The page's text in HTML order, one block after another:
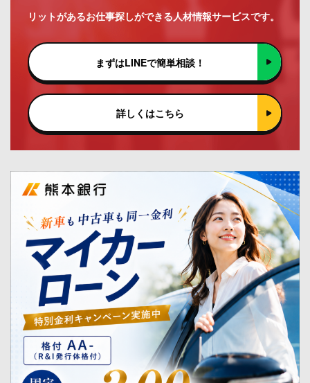
リットがあるお仕事探しができる人材情報サービスです。
まずはLINEで簡単相談！
詳しくはこちら